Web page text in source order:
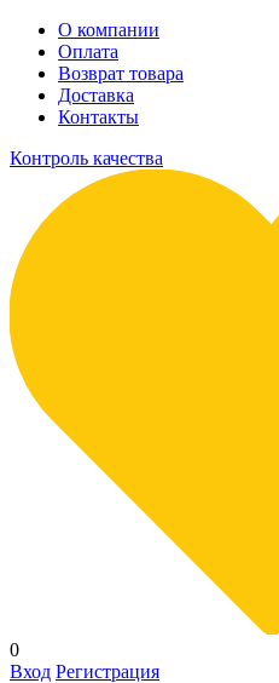
О компании
Оплата
Возврат товара
Доставка
Контакты
Контроль качества
0
Вход Регистрация